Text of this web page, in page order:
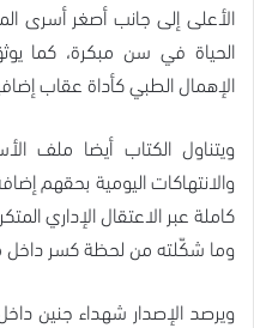
الأعلى إلى جانب أصغر أسرى
الحياة في سن مبكرة، كما
الإهمال الطبي كأداة عقاب
ويتناول الكتاب أيضا ملف
والانتهاكات اليومية بحقهم
كاملة عبر الاعتقال الإداري
وما شكّلته من لحظة كسر داخل
ويرصد الإصدار شهداء جنين